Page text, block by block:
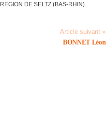
REGION DE SELTZ (BAS-RHIN)
Article suivant »
BONNET Léon